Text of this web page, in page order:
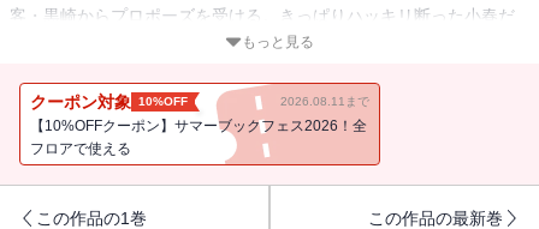
客・黒崎からプロポーズを受ける。きっぱりハッキリ断った小春だ
けど、黒崎の一途で猪突猛進な恋心はどうにも止まらなくて――!?
もっと見る
クーポン対象 10%OFF 2026.08.11まで
【10%OFFクーポン】サマーブックフェス2026！全
フロアで使える
この作品の1巻 この作品の最新巻